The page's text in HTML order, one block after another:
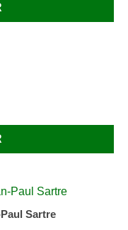
Sartre